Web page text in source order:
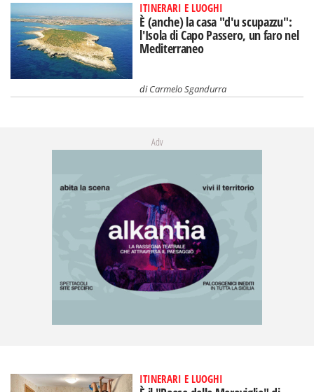
ITINERARI E LUOGHI
È (anche) la casa "d'u scupazzu":
l'Isola di Capo Passero, un faro nel
Mediterraneo
diCarmelo Sgandurra
Adv
ITINERARI E LUOGHI